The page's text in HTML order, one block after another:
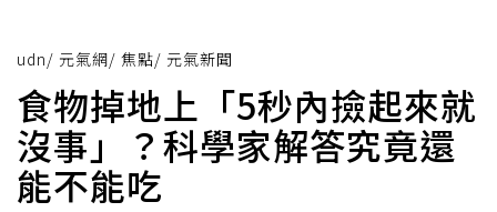
udn/ 元氣網/ 焦點/ 元氣新聞
食物掉地上「5秒內撿起來就
沒事」？科學家解答究竟還
能不能吃